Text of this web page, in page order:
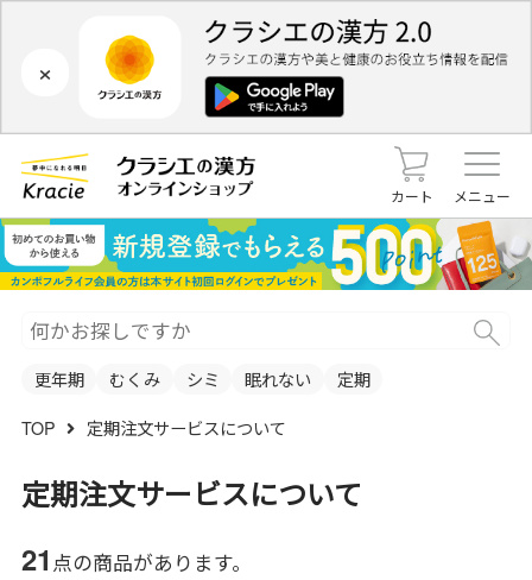
×
カート メニュー
更年期 むくみ シミ 眠れない 定期
TOP 定期注文サービスについて
定期注文サービスについて
21 点の商品があります。